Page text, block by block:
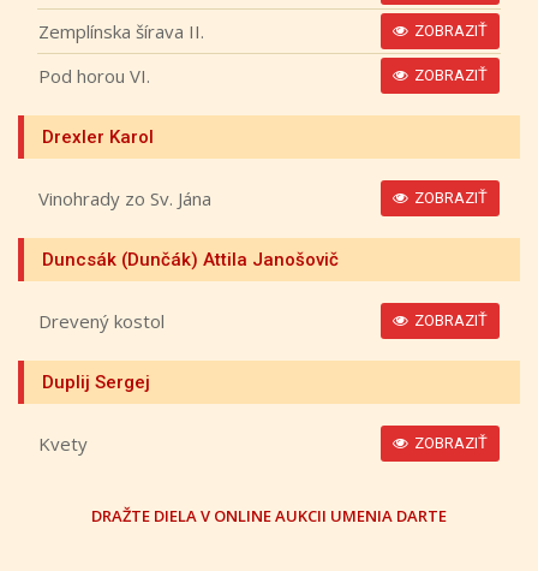
Zemplínska šírava II. ZOBRAZIŤ
Pod horou VI. ZOBRAZIŤ
Drexler Karol
Vinohrady zo Sv. Jána ZOBRAZIŤ
Duncsák (Dunčák) Attila Janošovič
Drevený kostol ZOBRAZIŤ
Duplij Sergej
Kvety ZOBRAZIŤ
DRAŽTE DIELA V ONLINE AUKCII UMENIA DARTE